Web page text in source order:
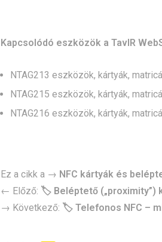
Kapcsolódó eszközök a TavIR
NTAG213 eszközök, kártyák,
NTAG215 eszközök, kártyák,
NTAG216 eszközök, kártyák,
Ez a cikk a → NFC kártyák és
← Előző: 🏷️ Beléptető („proximity”)
→ Következő: 🏷️ Telefonos NFC –